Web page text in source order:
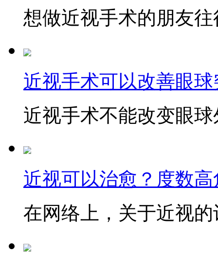
想做近视手术的朋友
近视手术可以改善眼
近视手术不能改变眼
近视可以治愈？度数
在网络上，关于近视